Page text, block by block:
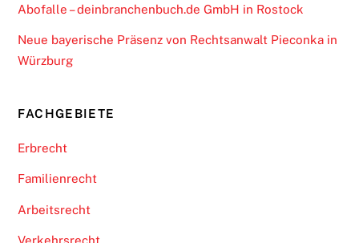
Abofalle – deinbranchenbuch.de GmbH in Rostock
Neue bayerische Präsenz von Rechtsanwalt Pieconka in
Würzburg
FACHGEBIETE
Erbrecht
Familienrecht
Arbeitsrecht
Verkehrsrecht